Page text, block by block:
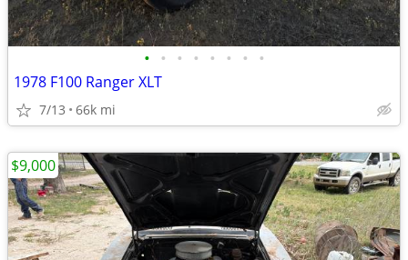
• • • • • • • •
1978 F100 Ranger XLT
7/13 66k mi
$9,000